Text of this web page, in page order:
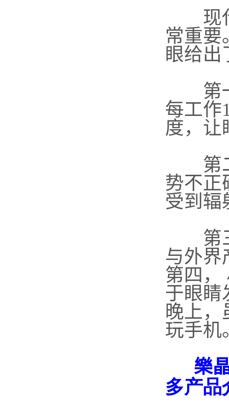
现代
常重要
眼给出
第一
每工作
度，让
第二
势不正
受到辐
第三
与外界
第四，
于眼睛
晚上，
玩手机
樂
多产品